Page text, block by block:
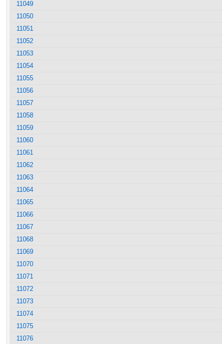
11049
11050
11051
11052
11053
11054
11055
11056
11057
11058
11059
11060
11061
11062
11063
11064
11065
11066
11067
11068
11069
11070
11071
11072
11073
11074
11075
11076